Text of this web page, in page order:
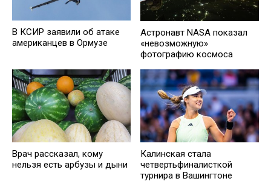
В КСИР заявили об атаке
американцев в Ормузе
Астронавт NASA показал
«невозможную»
фотографию космоса
Врач рассказал, кому
нельзя есть арбузы и дыни
Калинская стала
четвертьфиналисткой
турнира в Вашингтоне